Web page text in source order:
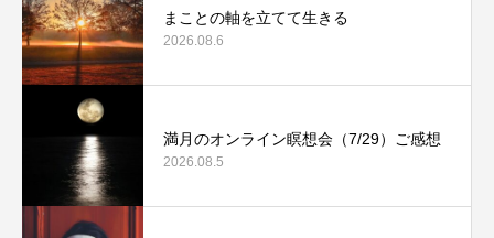
まことの軸を立てて生きる
2026.08.6
満月のオンライン瞑想会（7/29）ご感想
2026.08.5